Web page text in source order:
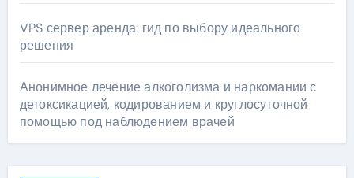
VPS сервер аренда: гид по выбору идеального
решения
Анонимное лечение алкоголизма и наркомании с
детоксикацией, кодированием и круглосуточной
помощью под наблюдением врачей